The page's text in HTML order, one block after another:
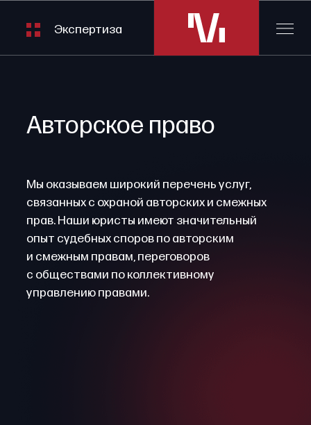
Экспертиза
Авторское право
Мы оказываем широкий перечень услуг,
связанных с охраной авторских и смежных
прав. Наши юристы имеют значительный
опыт судебных споров по авторским
и смежным правам, переговоров
с обществами по коллективному
управлению правами.